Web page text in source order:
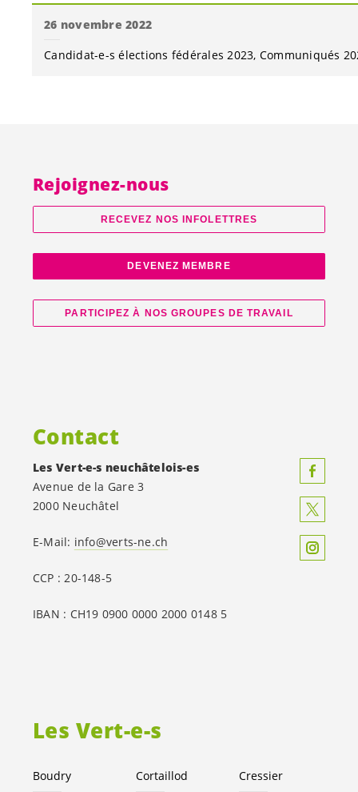
26 novembre 2022
Candidat-e-s élections fédérales 2023 Communiqués
Les Vert-e-s
Boudry Cortaillod Cressier
Rejoignez-nous
RECEVEZ NOS INFOLETTRES
DEVENEZ MEMBRE
PARTICIPEZ À NOS GROUPES DE TRAVAIL
Contact
Les Vert-e-s neuchâtelois-es
Avenue de la Gare 3
2000 Neuchâtel
E-Mail: info@verts-ne.ch
CCP : 20-148-5
IBAN : CH19 0900 0000 2000 0148 5